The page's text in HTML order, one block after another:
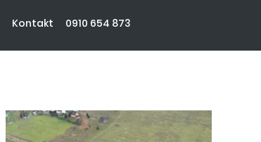
Kontakt 0910 654 873